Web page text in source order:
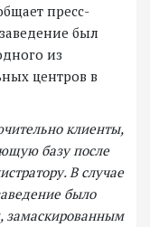
пресс-
был
из
центров в
клиенты,
базу после
В случае
было
замаскированным